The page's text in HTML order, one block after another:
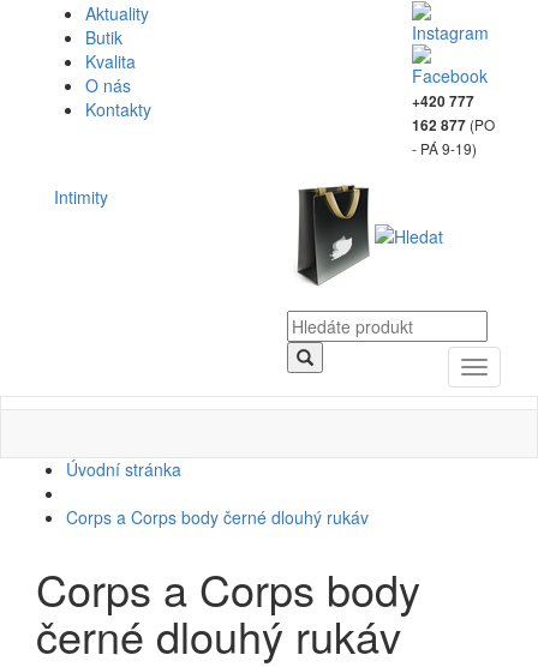
Aktuality
Butik
Kvalita
O nás
Kontakty
+420 777
162 877 (PO
- PÁ 9-19)
Intimity
Toggle
Úvodní stránka
Corps a Corps body černé dlouhý rukáv
Corps a Corps body
černé dlouhý rukáv